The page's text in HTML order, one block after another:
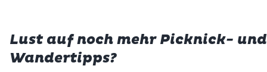
Lust auf noch mehr Picknick- und
Wandertipps?